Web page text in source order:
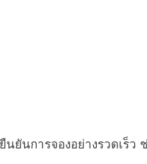
ยันการจองอย่างรวดเร็